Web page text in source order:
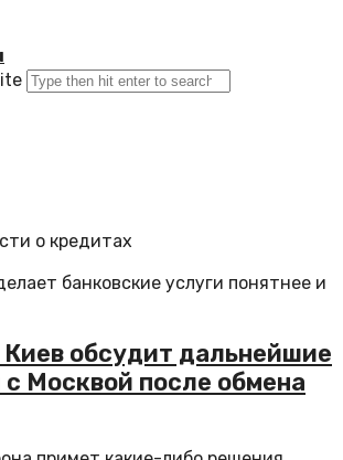
о кредитах
банковские услуги понятнее и
обсудит дальнейшие
с Москвой после обмена